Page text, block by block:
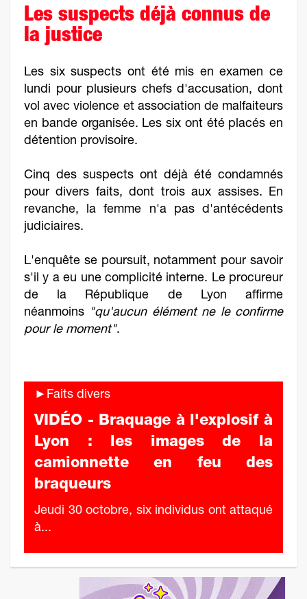
Les suspects déjà connus de
la justice
Les six suspects ont été mis en examen ce
lundi pour plusieurs chefs d'accusation, dont
vol avec violence et association de malfaiteurs
en bande organisée. Les six ont été placés en
détention provisoire.
Cinq des suspects ont déjà été condamnés
pour divers faits, dont trois aux assises. En
revanche, la femme n'a pas d'antécédents
judiciaires.
L'enquête se poursuit, notamment pour savoir
s'il y a eu une complicité interne. Le procureur
de la République de Lyon affirme
néanmoins
"qu'aucun élément ne le confirme
pour le moment".
►Faits divers
VIDÉO - Braquage à l'explosif à
Lyon : les images de la
camionnette en feu des
braqueurs
Jeudi 30 octobre, six individus ont attaqué
à...